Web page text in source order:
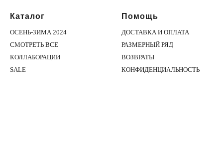
Каталог
ОСЕНЬ-ЗИМА 2024
СМОТРЕТЬ ВСЕ
КОЛЛАБОРАЦИИ
SALE
Помощь
ДОСТАВКА И ОПЛАТА
РАЗМЕРНЫЙ РЯД
ВОЗВРАТЫ
КОНФИДЕНЦИАЛЬНОСТЬ